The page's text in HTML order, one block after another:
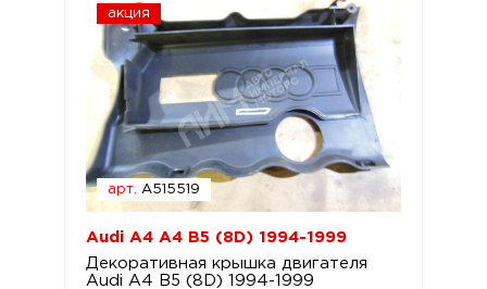
акция
арт. A515519
Audi A4 A4 B5 (8D) 1994-1999
Декоративная крышка двигателя
Audi A4 B5 (8D) 1994-1999